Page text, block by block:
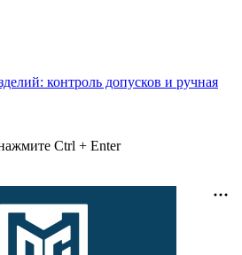
контроль допусков и ручная
Ctrl + Enter